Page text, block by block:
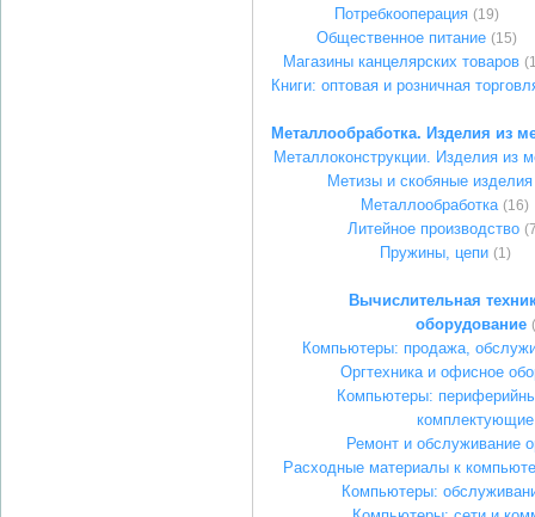
Потребкооперация (19)
Общественное питание (15)
Магазины канцелярских товаров
Книги: оптовая и розничная
Металлообработка. Изделия из
Металлоконструкции. Изделия из
Метизы и скобяные изделия
Металлообработка (16)
Литейное производство
Пружины, цепи (1)
Вычислительная
оборудование
Компьютеры: продажа,
Оргтехника и офисное
Компьютеры:
комплектующие
Ремонт и обслуживание
Расходные материалы к
Компьютеры: